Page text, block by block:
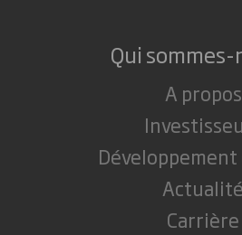
Qui sommes-
A propos
Actualité
Carrière